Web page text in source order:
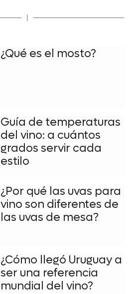
|
¿Qué es el mosto?
Guía de temperaturas
del vino: a cuántos
grados servir cada
estilo
¿Por qué las uvas para
vino son diferentes de
las uvas de mesa?
¿Cómo llegó Uruguay a
ser una referencia
mundial del vino?